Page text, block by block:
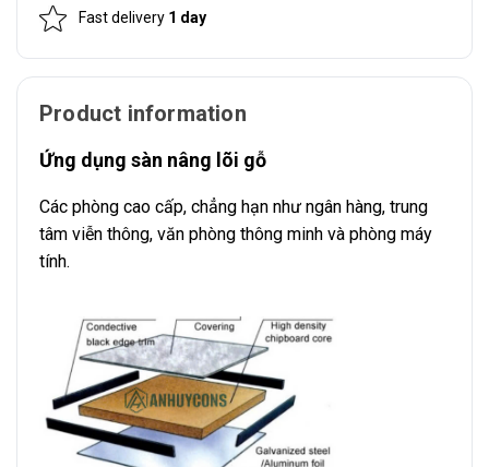
Fast delivery 1 day
Product information
Ứng dụng sàn nâng lõi gỗ
Các phòng cao cấp, chẳng hạn như ngân hàng, trung
tâm viễn thông, văn phòng thông minh và phòng máy
tính.